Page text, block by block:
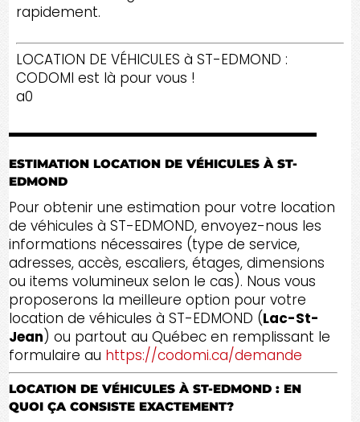
rapidement.
LOCATION DE VÉHICULES à ST-EDMOND :
CODOMI est là pour vous !
a0
ESTIMATION LOCATION DE VÉHICULES À ST-
EDMOND
Pour obtenir une estimation pour votre location
de véhicules à ST-EDMOND, envoyez-nous les
informations nécessaires (type de service,
adresses, accès, escaliers, étages, dimensions
ou items volumineux selon le cas). Nous vous
proposerons la meilleure option pour votre
location de véhicules à ST-EDMOND (Lac-St-
Jean) ou partout au Québec en remplissant le
formulaire au https://codomi.ca/demande
LOCATION DE VÉHICULES À ST-EDMOND : EN
QUOI ÇA CONSISTE EXACTEMENT?